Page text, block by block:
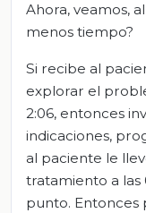
Ahora, veamos,
menos tiempo?
Si recibe al
explorar el
2:06, entonces
indicaciones,
al paciente le
tratamiento a las
punto. Entonces